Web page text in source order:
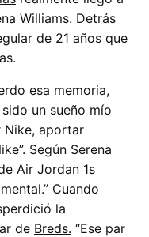
Williams. Detrás
de 21 años que
esa memoria,
un sueño mío
Nike, aportar
Según Serena
Air Jordan 1s
Cuando
la
de Breds. “Ese par